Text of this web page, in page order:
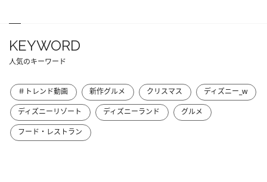
KEYWORD
人気のキーワード
＃トレンド動画 新作グルメ クリスマス
ディズニー_w
ディズニーリゾート
ディズニーランド
グルメ
フード・レストラン